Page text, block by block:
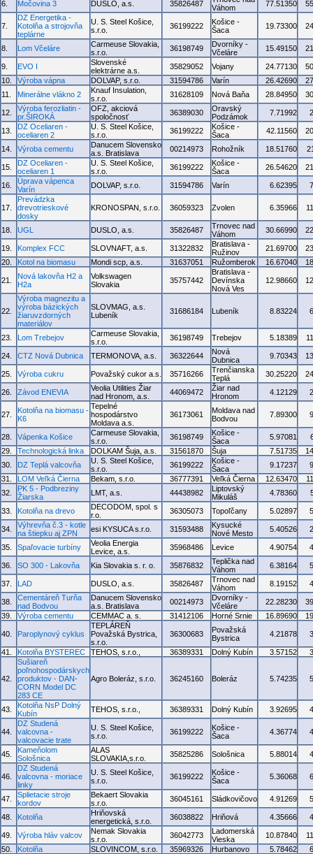
6. Močovina 3 DUSLO, a.s. 35826487
Váhom
77.51350
7.
DZ Energetika -
Kotolňa a strojovňa
teplárne
U. S. Steel Košice,
s.r.o.
36199222
Košice -
Šaca
19.73300
8. Lom Včeláre
Carmeuse Slovakia,
s.r.o.
36198749
Dvorníky -
Včeláre
15.49150
9. EVO I
Slovenské
elektrárne a.s.
35829052 Vojany 24.77130
10.
Výroba vápna DOLVAP, s.r.o. 31594786 Varín 26.42690
11.
Minerálne vlákno 2
Knauf Insulation,
s.r.o.
31628109 Nová Baňa 28.84950
12.
Výroba ferozliatin -
pr.ŠIROKÁ
OFZ, akciová
spoločnosť
36389030
Oravský
Podzámok
7.71992
13.
DZ Oceliaren -
oceliaren 2
U. S. Steel Košice,
s.r.o.
36199222
Košice -
Šaca
42.11560
14. Výroba cementu
Danucem Slovensko
a.s. Bratislava
00214973 Rohožník 18.51760
15.
DZ Oceliaren -
oceliaren 1
U. S. Steel Košice,
s.r.o.
36199222
Košice -
Šaca
26.54620
16.
Úprava vápenca
Varín
DOLVAP, s.r.o. 31594786 Varín 6.62395
17.
Prevádzka
drevotrieskové
dosky
KRONOSPAN, s.r.o. 36059323 Zvolen 6.35966
18. UGL DUSLO, a.s. 35826487
Trnovec nad
Váhom
30.66990
19. Komplex FCC SLOVNAFT, a.s. 31322832
Bratislava -
Ružinov
21.69700
20.
Kotol na biomasu Mondi scp, a.s. 31637051 Ružomberok 16.67040
21.
Nová lakovňa H2 a
H2a
Volkswagen
Slovakia
35757442
Bratislava -
Devínska
Nová Ves
12.98660
22.
Výroba magnezitu a
výroba bázických
žiaruvzdorných
materiálov
SLOVMAG, a.s.
Lubeník
31686184 Lubeník 8.83224
23. Lom Trebejov
Carmeuse Slovakia,
s.r.o.
36198749 Trebejov 5.18389
24. CTZ Nová Dubnica TERMONOVA, a.s. 36322644
Nová
Dubnica
9.70343
25. Výroba cukru Považský cukor a.s. 35716266
Trenčianska
Teplá
30.25220
26. Závod ENEVIA
Veolia Utilities Žiar
nad Hronom, a.s.
44069472
Žiar nad
Hronom
4.12129
27.
Kotolňa na biomasu -
K6
Tepelné
hospodárstvo
Moldava a.s.
36173061
Moldava nad
Bodvou
7.89300
28. Vápenka Košice
Carmeuse Slovakia,
s.r.o.
36198749
Košice -
Šaca
5.97081
29.
Technologická linka DOLKAM Šuja, a.s. 31561870 Šuja 7.51735
30.
DZ Teplá valcovňa
U. S. Steel Košice,
s.r.o.
36199222
Košice -
Šaca
9.17237
31.
LOM Veľká Čierna Bekam, s.r.o. 36777391 Veľká Čierna 12.63470
32.
PK 5 - Podbreziny
Žiarska
LMT, a.s. 44438982
Liptovský
Mikuláš
4.78360
33. Kotolňa na drevo
DECODOM, spol. s
r.o.
36305073 Topoľčany 5.02897
34.
Výhrevňa č.3 - kotle
na štiepku aj ZPN
esi KYSUCA s.r.o. 31593488
Kysucké
Nové Mesto
5.40526
35. Spaľovacie turbíny
Veolia Energia
Levice, a.s.
35968486 Levice 4.90754
36. SO 300 - Lakovňa Kia Slovakia s. r. o. 35876832
Teplička nad
Váhom
6.38164
37. LAD DUSLO, a.s. 35826487
Trnovec nad
Váhom
8.19152
38.
Cementáreň Turňa
nad Bodvou
Danucem Slovensko
a.s. Bratislava
00214973
Dvorníky -
Včeláre
22.28230
39.
Výroba cementu CEMMAC a. s. 31412106 Horné Srnie 16.89690
40. Paroplynový cyklus
TEPLÁREŇ
Považská Bystrica,
s.r.o.
36300683
Považská
Bystrica
4.21878
41. Kotolňa BYSTEREC TEHOS, s.r.o., 36389331 Dolný Kubín 3.57152
42.
Sušiareň
poľnohospodárskych
produktov - DAN-
CORN Model DC
283 CE
Agro Boleráz, s.r.o. 36245160 Boleráz 5.74235
43.
Kotolňa NsP Dolný
Kubín
TEHOS, s.r.o., 36389331 Dolný Kubín 3.92695
44.
DZ Studená
valcovna -
valcovacie trate
U. S. Steel Košice,
s.r.o.
36199222
Košice -
Šaca
4.36774
45.
Kameňolom
Sološnica
ALAS
SLOVAKIA,s.r.o.
35825286 Sološnica 5.88014
46.
DZ Studená
valcovna - moriace
linky
U. S. Steel Košice,
s.r.o.
36199222
Košice -
Šaca
5.36068
47.
Splietacie stroje
kordov
Bekaert Slovakia
s.r.o.
36045161 Sládkovičovo 4.91269
48. Kotolňa
Hriňovská
energetická, s.r.o.
36038822 Hriňová 4.35666
49. Výroba hláv valcov
Nemak Slovakia
s.r.o.
36042773
Ladomerská
Vieska
10.87840
50.
Kotolňa SLOVINCOM, s.r.o. 35969326 Hurbanovo 5.78462